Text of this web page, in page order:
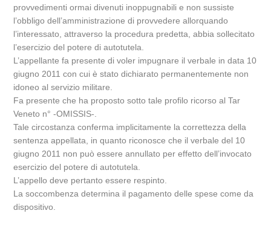
provvedimenti ormai divenuti inoppugnabili e non sussiste
l’obbligo dell’amministrazione di provvedere allorquando
l’interessato, attraverso la procedura predetta, abbia sollecitato
l’esercizio del potere di autotutela.
L’appellante fa presente di voler impugnare il verbale in data 10
giugno 2011 con cui è stato dichiarato permanentemente non
idoneo al servizio militare.
Fa presente che ha proposto sotto tale profilo ricorso al Tar
Veneto n° -OMISSIS-.
Tale circostanza conferma implicitamente la correttezza della
sentenza appellata, in quanto riconosce che il verbale del 10
giugno 2011 non può essere annullato per effetto dell’invocato
esercizio del potere di autotutela.
L’appello deve pertanto essere respinto.
La soccombenza determina il pagamento delle spese come da
dispositivo.